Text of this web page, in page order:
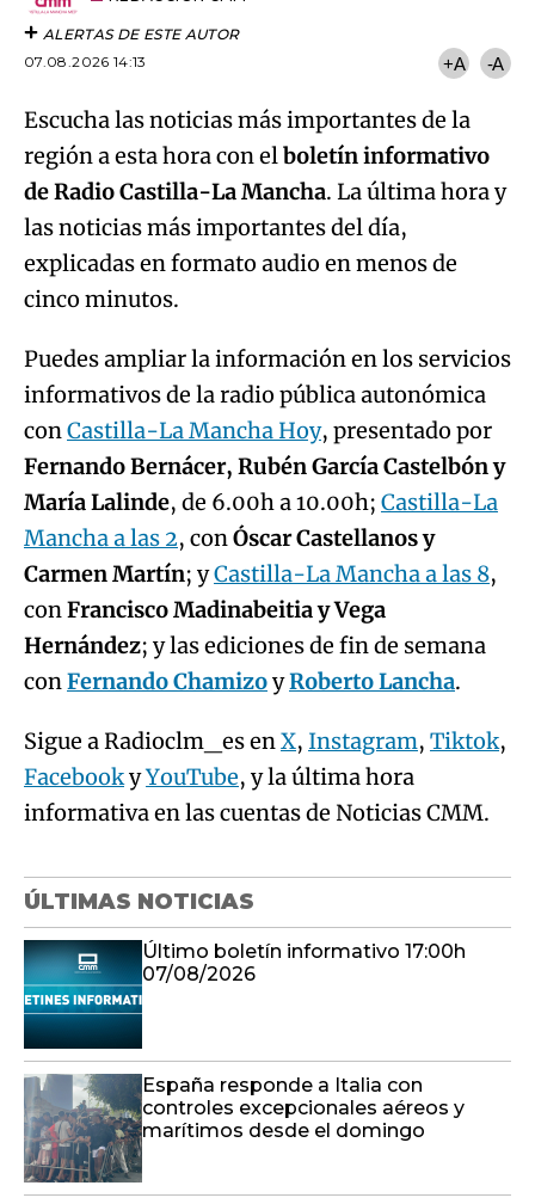
ALERTAS DE ESTE AUTOR
07.08.2026 14:13
+A -A
Escucha las noticias más importantes de la
región a esta hora con elboletín informativo
de Radio Castilla-La Mancha. La última hora y
las noticias más importantes del día,
explicadas en formato audio en menos de
cinco minutos.
Puedes ampliar la información en los servicios
informativos de la radio pública autonómica
conCastilla-La Mancha Hoy, presentado por
Fernando Bernácer, Rubén García Castelbón y
María Lalinde, de 6.00h a 10.00h; Castilla-La
Mancha a las 2, conÓscar Castellanos y
Carmen Martín; yCastilla-La Mancha a las 8,
conFrancisco Madinabeitia y Vega
Hernández; y las ediciones de fin de semana
conFernando ChamizoyRoberto Lancha.
Sigue a Radioclm_es enX, Instagram, Tiktok,
FacebookyYouTube, y la última hora
informativa en las cuentas de Noticias CMM.
ÚLTIMAS NOTICIAS
Último boletín informativo 17:00h
07/08/2026
España responde a Italia con
controles excepcionales aéreos y
marítimos desde el domingo